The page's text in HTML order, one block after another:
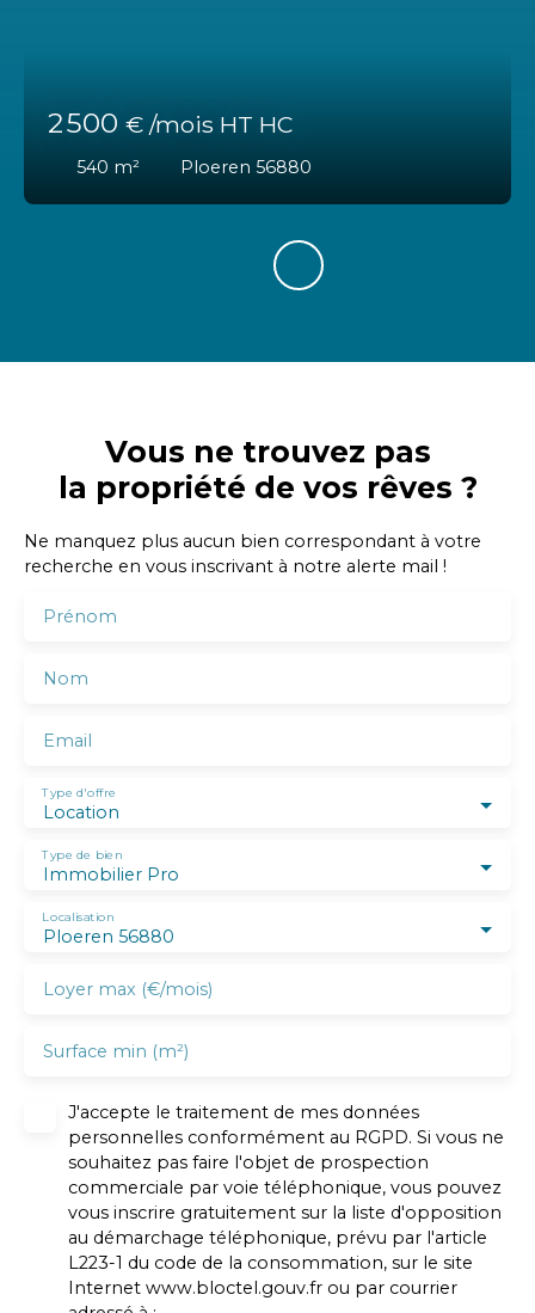
2 500 € /mois HT HC
540 m² Ploeren 56880
Vous ne trouvez pas
la propriété de vos rêves ?
Ne manquez plus aucun bien correspondant à votre
recherche en vous inscrivant à notre alerte mail !
Prénom
Nom
Email
Location
Type d'offre
Immobilier Pro
Type de bien
Ploeren 56880
Localisation
Loyer max (€/mois)
Surface min (m²)
J'accepte le traitement de mes données
personnelles conformément au RGPD. Si vous ne
souhaitez pas faire l'objet de prospection
commerciale par voie téléphonique, vous pouvez
vous inscrire gratuitement sur la liste d'opposition
au démarchage téléphonique, prévu par l'article
L223-1 du code de la consommation, sur le site
Internet www.bloctel.gouv.fr ou par courrier